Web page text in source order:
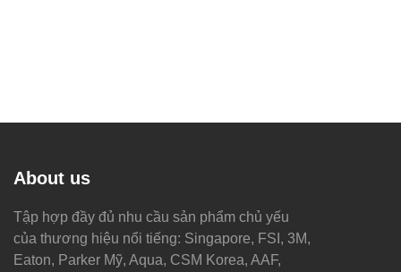
About us
Tập hợp đầy đủ nhu cầu sản phẩm chủ yếu
của thương hiệu nổi tiếng: Singapore, FSI, 3M,
Eaton, Parker Mỹ, Aqua, CSM Korea, AAF,